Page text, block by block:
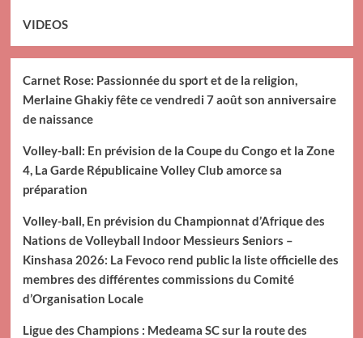
VIDEOS
Carnet Rose: Passionnée du sport et de la religion,
Merlaine Ghakiy fête ce vendredi 7 août son anniversaire
de naissance
Volley-ball: En prévision de la Coupe du Congo et la Zone
4, La Garde Républicaine Volley Club amorce sa
préparation
Volley-ball, En prévision du Championnat d’Afrique des
Nations de Volleyball Indoor Messieurs Seniors –
Kinshasa 2026: La Fevoco rend public la liste officielle des
membres des différentes commissions du Comité
d’Organisation Locale
Ligue des Champions : Medeama SC sur la route des